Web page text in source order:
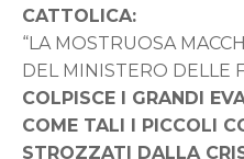
CATTOLICA:
“LA MOSTRUOSA
DEL MINISTERO DELLE
COLPISCE I GRANDI
COME TALI I PICCOLI
STROZZATI DALLA